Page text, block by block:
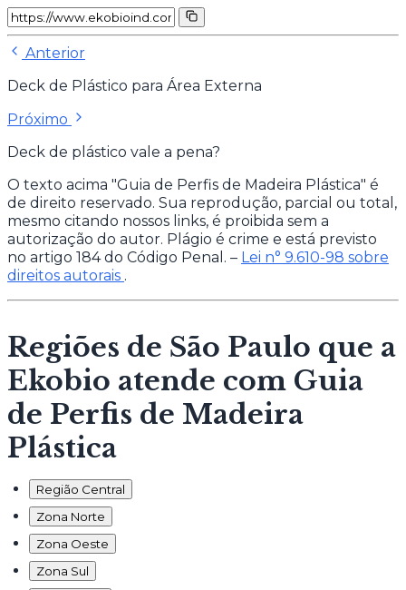
Anterior
Deck de Plástico para Área Externa
Próximo
Deck de plástico vale a pena?
O texto acima "Guia de Perfis de Madeira Plástica" é
de direito reservado. Sua reprodução, parcial ou total,
mesmo citando nossos links, é proibida sem a
autorização do autor. Plágio é crime e está previsto
no artigo 184 do Código Penal. – Lei n° 9.610-98 sobre
direitos autorais .
Regiões de São Paulo que a
Ekobio atende com Guia
de Perfis de Madeira
Plástica
Região Central
Zona Norte
Zona Oeste
Zona Sul